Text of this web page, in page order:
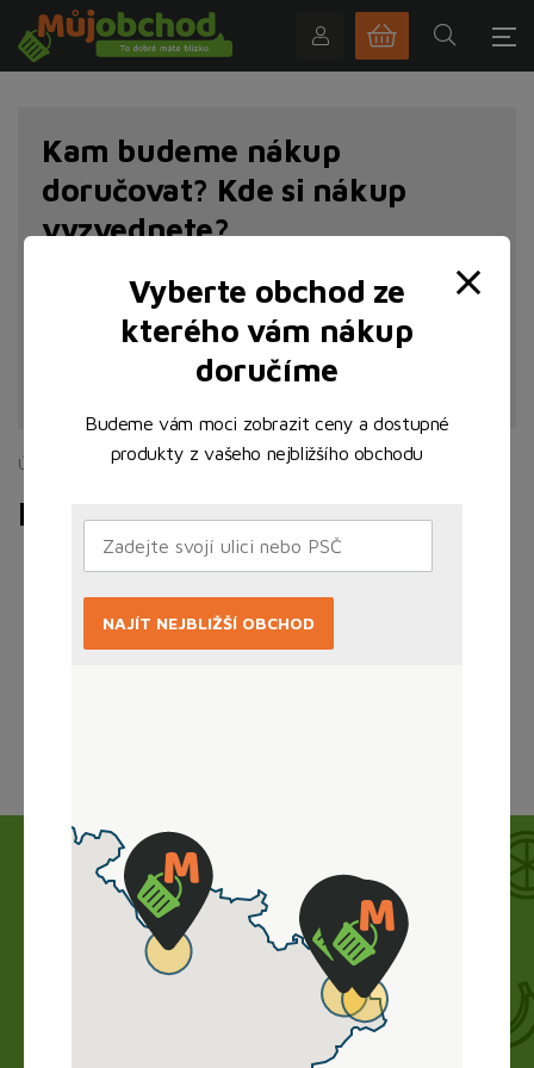
Kam budeme nákup
doručovat? Kde si nákup
vyzvednete?
Úvodní stránka Ostatní Food to go
Food to go
Jak to funguje?
Nákup vyřídíte doma online, obchod zboží
připraví a vy si ho jen vyzvednete. Bez dlouhého
Vyberte obchod ze
kterého vám nákup
doručíme
Budeme vám moci zobrazit ceny a dostupné
produkty z vašeho nejbližšího obchodu
NAJÍT NEJBLIŽŠÍ OBCHOD